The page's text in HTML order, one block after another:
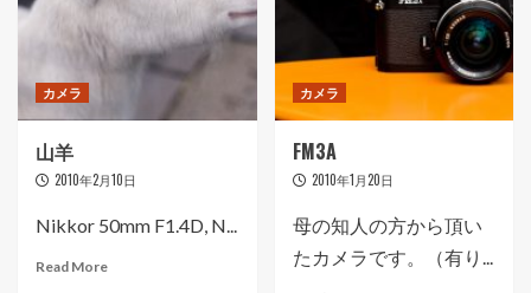
カメラ
山羊
2010年2月10日
Nikkor 50mm F1.4D, N...
Read More
カメラ
FM3A
2010年1月20日
母の知人の方から頂い
たカメラです。（有り...